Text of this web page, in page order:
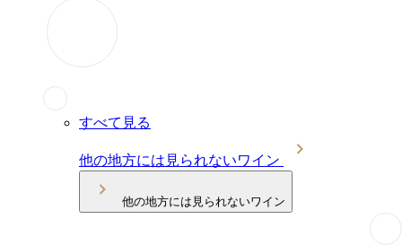
すべて見る
他の地方には見られないワイン
他の地方には見られないワイン